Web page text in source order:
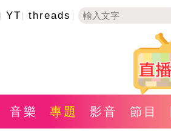
YT threads
音樂 專題 影音 節目